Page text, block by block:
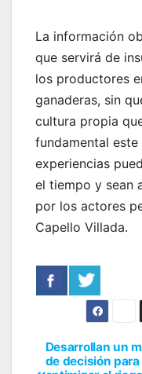
La información
que servirá de
los productores
ganaderas, sin
cultura propia
fundamental
experiencias
el tiempo y sean
por los actores
Capello Villada.
Desarrollan un
de decisión para